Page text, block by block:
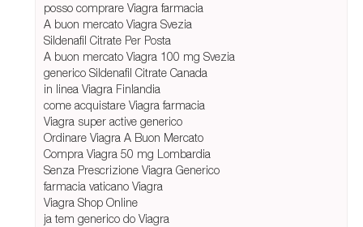
posso comprare Viagra farmacia
A buon mercato Viagra Svezia
Sildenafil Citrate Per Posta
A buon mercato Viagra 100 mg Svezia
generico Sildenafil Citrate Canada
in linea Viagra Finlandia
come acquistare Viagra farmacia
Viagra super active generico
Ordinare Viagra A Buon Mercato
Compra Viagra 50 mg Lombardia
Senza Prescrizione Viagra Generico
farmacia vaticano Viagra
Viagra Shop Online
ja tem generico do Viagra